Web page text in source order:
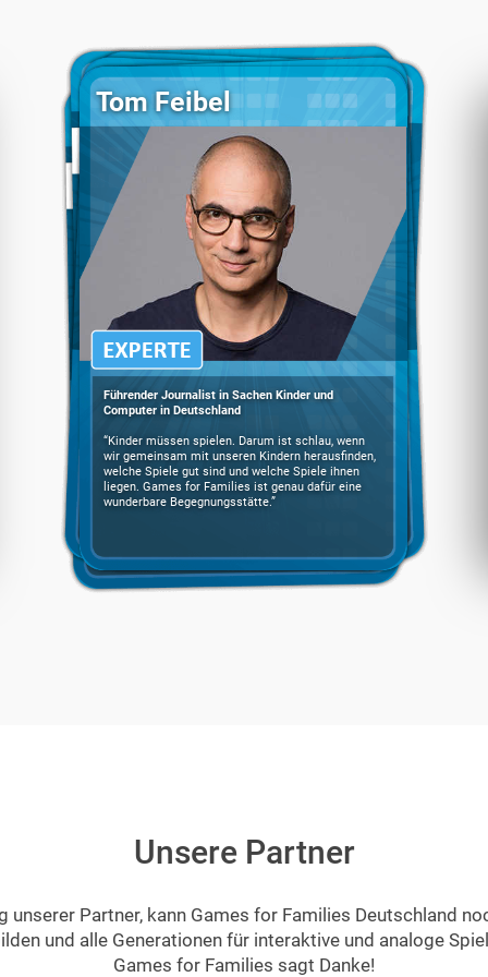
Tom Feibel
Führender Journalist in Sachen Kinder und
Computer in Deutschland
“Kinder müssen spielen. Darum ist schlau, wenn
wir gemeinsam mit unseren Kindern herausfinden,
welche Spiele gut sind und welche Spiele ihnen
liegen. Games for Families ist genau dafür eine
wunderbare Begegnungsstätte.”
Unsere Partner
unserer Partner, kann Games for Families Deutschland
und alle Generationen für interaktive und analoge
Games for Families sagt Danke!